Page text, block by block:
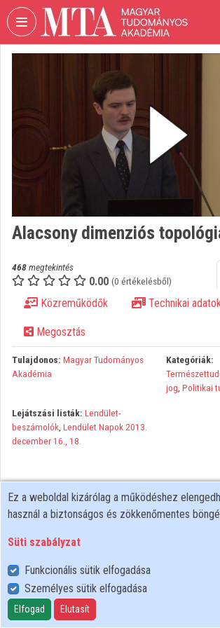
Fejléc kihagyása Menü kihagyása Tartalom kihagyása
TUDOMÁNYOS
AKADÉMIA
Intézményi kezdőlap
Intézményi listák
Intézmények
Közreműködők
Alacsony dimenziós
468megtekintés
0.00 (0 értékelésből)
Közreműködők Technikai
Megosztás
Tulajdonos: Magyar Tudományos
Akadémia
Kategóriák:
jog, Politikai
Lejátszási listák: Lendület-
beszámolók, Lendület Napok 2013.
december 16., 18.
Felhasználói szabályzat
Adatkezelési tájékoztató
Süti szabályzat
Ez a weboldal kizárólag a működéshez
használ a biztonságos és zökkenőmentes
Süti szabályzat
Funkcionális sütik elfogadása
Személyes sütik elfogadása
Elfogad Elutasít